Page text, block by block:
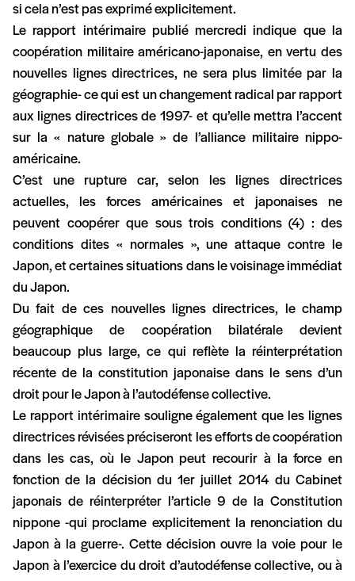
si cela n’est pas exprimé explicitement.
Le rapport intérimaire publié mercredi indique que la
coopération militaire américano-japonaise, en vertu des
nouvelles lignes directrices, ne sera plus limitée par la
géographie- ce qui est un changement radical par rapport
aux lignes directrices de 1997- et qu’elle mettra l’accent
sur la « nature globale » de l’alliance militaire nippo-
américaine.
C’est une rupture car, selon les lignes directrices
actuelles, les forces américaines et japonaises ne
peuvent coopérer que sous trois conditions (4) : des
conditions dites « normales », une attaque contre le
Japon, et certaines situations dans le voisinage immédiat
du Japon.
Du fait de ces nouvelles lignes directrices, le champ
géographique de coopération bilatérale devient
beaucoup plus large, ce qui reflète la réinterprétation
récente de la constitution japonaise dans le sens d’un
droit pour le Japon à l’autodéfense collective.
Le rapport intérimaire souligne également que les lignes
directrices révisées préciseront les efforts de coopération
dans les cas, où le Japon peut recourir à la force en
fonction de la décision du 1er juillet 2014 du Cabinet
japonais de réinterpréter l’article 9 de la Constitution
nippone -qui proclame explicitement la renonciation du
Japon à la guerre-. Cette décision ouvre la voie pour le
Japon à l’exercice du droit d’autodéfense collective, ou à